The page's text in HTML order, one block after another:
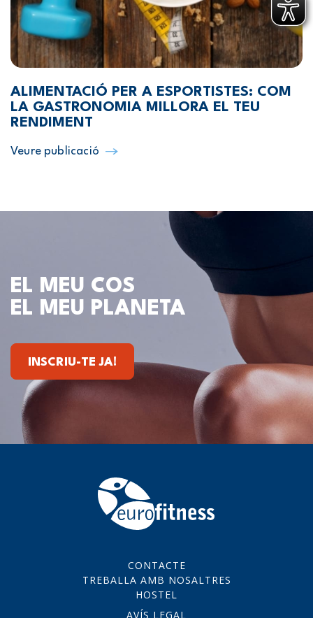
ALIMENTACIÓ PER A ESPORTISTES: COM
LA GASTRONOMIA MILLORA EL TEU
RENDIMENT
Veure publicació
EL MEU COS
EL MEU PLANETA
INSCRIU-TE JA!
CONTACTE
TREBALLA AMB NOSALTRES
HOSTEL
AVÍS LEGAL